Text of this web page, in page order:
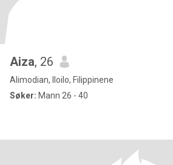
Aiza, 26
Alimodian, Iloilo, Filippinene
Søker: Mann 26 - 40